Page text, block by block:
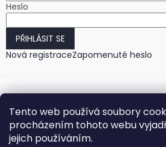
Tento web používá soubory
procházením tohoto webu
jejich používáním.
Heslo
PŘIHLÁSIT SE
Nová registraceZapomenuté heslo